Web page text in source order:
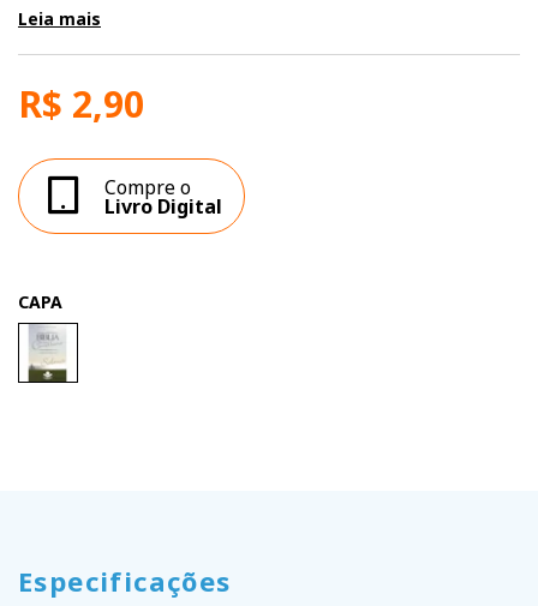
Leia mais
R$ 2,90
Compre o
Livro Digital
CAPA
Especificações